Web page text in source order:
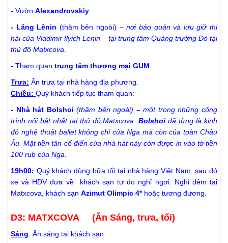
- Vườn Alexandrovskiy
- Lăng Lênin (thăm bên ngoài) –nơi bảo quản và lưu giữ thi
hài của Vladimir Ilyich Lenin – tại trung tâm Quảng trường Đỏ tại
thủ đô Matxcova.
- Tham quan trung tâm thương mại GUM
Trưa: Ăn trưa tại nhà hàng địa phương.
Chiều: Quý khách tiếp tục tham quan:
- Nhà hát Bolshoi(thăm bên ngoài) – một trong những công
trình nổi bật nhất tại thủ đô Matxcova.Bolshoi đã từng là kinh
đô nghệ thuật ballet không chỉ của Nga mà còn của toàn Châu
Âu. Mặt tiền tân cổ điển của nhà hát này còn được in vào tờ tiền
100 rub của Nga.
19h00: Quý khách dùng bữa tối tại nhà hàng Việt Nam, sau đó
xe và HDV đưa về khách sạn tự do nghỉ ngơi. Nghỉ đêm tại
Matxcova, khách sạn Azimut Olimpic 4*hoặc tương đương.
D3: MATXCOVA (Ăn Sáng, trưa, tối)
Sáng: Ăn sáng tại khách sạn